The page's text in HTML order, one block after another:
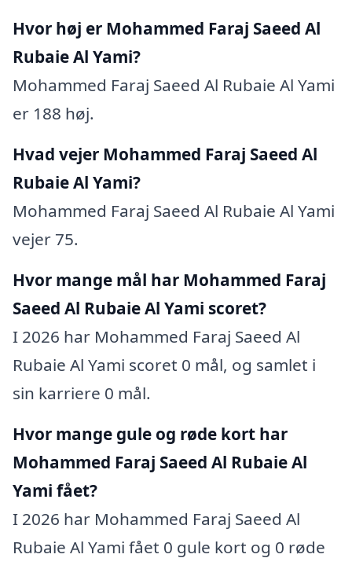
Hvor høj er Mohammed Faraj Saeed Al
Rubaie Al Yami?
Mohammed Faraj Saeed Al Rubaie Al Yami
er 188 høj.
Hvad vejer Mohammed Faraj Saeed Al
Rubaie Al Yami?
Mohammed Faraj Saeed Al Rubaie Al Yami
vejer 75.
Hvor mange mål har Mohammed Faraj
Saeed Al Rubaie Al Yami scoret?
I 2026 har Mohammed Faraj Saeed Al
Rubaie Al Yami scoret 0 mål, og samlet i
sin karriere 0 mål.
Hvor mange gule og røde kort har
Mohammed Faraj Saeed Al Rubaie Al
Yami fået?
I 2026 har Mohammed Faraj Saeed Al
Rubaie Al Yami fået 0 gule kort og 0 røde